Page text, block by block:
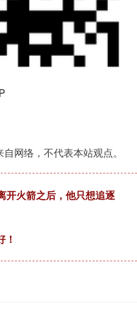
网络，不代表本站观点。
开火箭之后，他只想追逐
！